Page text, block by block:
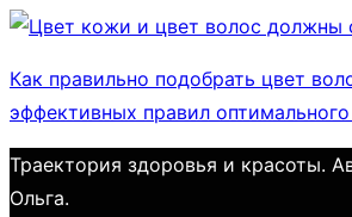
Как правильно подобрать цвет
эффективных правил
Траектория здоровья и красоты.
Ольга.